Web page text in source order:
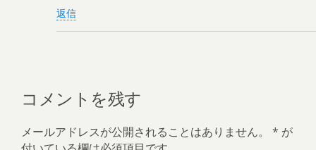
返信
コメントを残す
メールアドレスが公開されることはありません。 * が